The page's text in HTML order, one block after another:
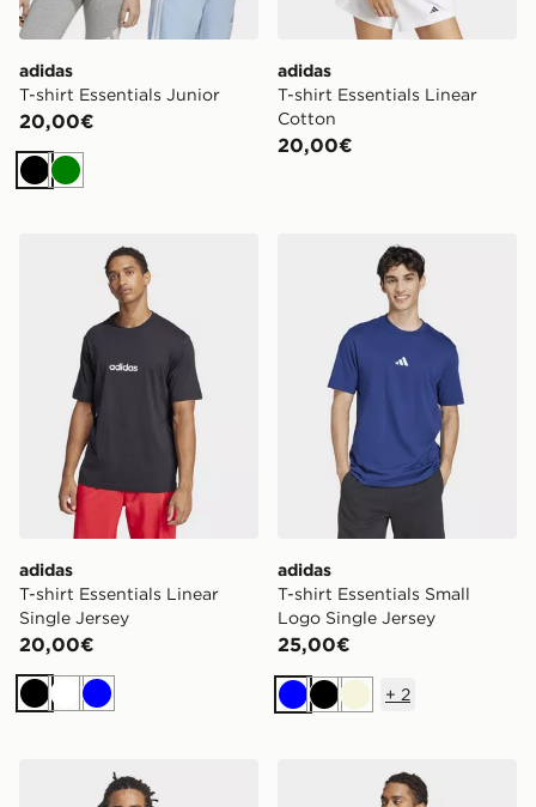
adidas
T-shirt Essentials Junior
20,00€
NeroVerde
adidas
T-shirt Essentials Linear
Cotton
20,00€
adidas T-shirt Essentials Linear Single Jersey
adidas
T-shirt Essentials Linear
Single Jersey
20,00€
NeroBianco
Blu
adidas T-shirt Essentials
adidas
T-shirt Essentials Small
Logo Single Jersey
25,00€
BluNeroBeige
+ 2
adidas T-shirt Essentials Small Logo Single Jersey
adidas T-shirt Essentials